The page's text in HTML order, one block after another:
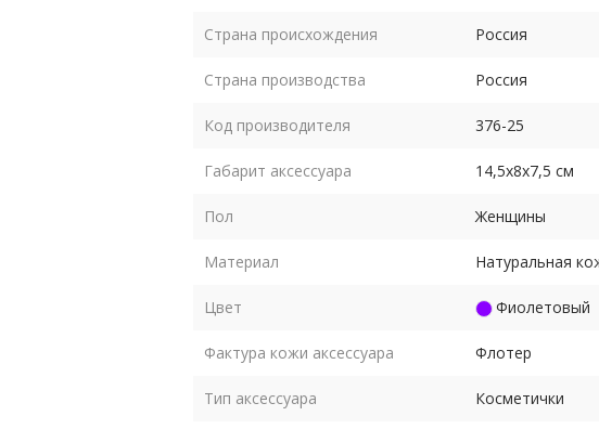
Страна происхождения Россия
Страна производства Россия
Код производителя 376-25
Габарит аксессуара 14,5х8х7,5 см
Пол Женщины
Материал Натуральная
Цвет Фиолетовый
Фактура кожи аксессуара Флотер
Тип аксессуара Косметички